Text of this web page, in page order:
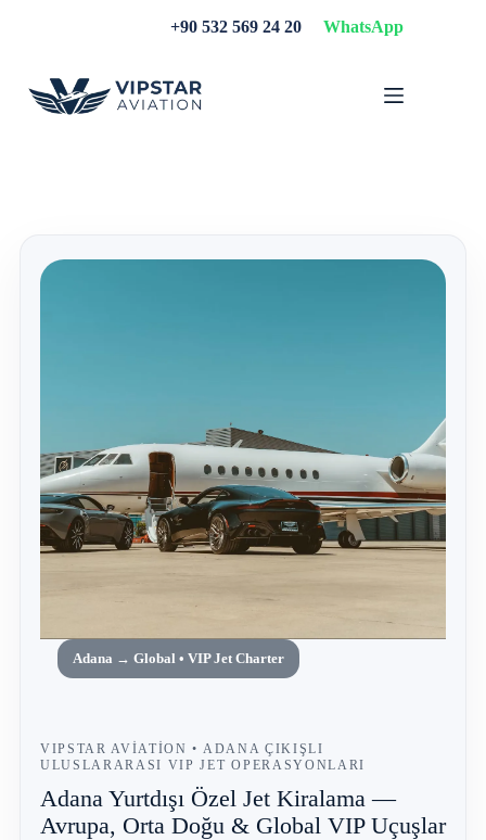
+90 532 569 24 20 WhatsApp
VIPSTAR AVIATION • ADANA ÇIKIŞLI
ULUSLARARASI VIP JET OPERASYONLARI
Adana Yurtdışı Özel Jet Kiralama —
Avrupa, Orta Doğu & Global VIP Uçuşlar
Adana → Global • VIP Jet Charter